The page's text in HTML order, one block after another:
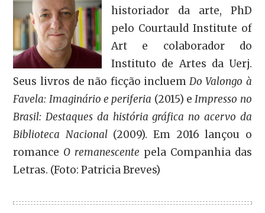
historiador da arte, PhD
pelo Courtauld Institute of
Art e colaborador do
Instituto de Artes da Uerj.
Seus livros de não ficção incluemDo Valongo à
Favela: Imaginário e periferia (2015) eImpresso no
Brasil: Destaques da história gráfica no acervo da
Biblioteca Nacional(2009). Em 2016 lançou o
romance O remanescente pela Companhia das
Letras. (Foto: Patricia Breves)